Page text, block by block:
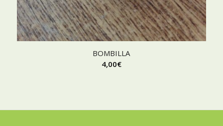
BOMBILLA
4,00€